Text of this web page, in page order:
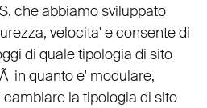
che abbiamo sviluppato
, velocita' e consente di
di quale tipologia di sito
in quanto e' modulare,
la tipologia di sito